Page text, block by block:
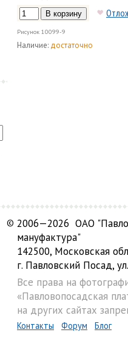
Рисунок 10099-9
Наличие: достаточно
© 2006—2026 ОАО
мануфактура"
142500, Московская
г. Павловский Посад,
Все права на
«Павловопосадская
на других сайтах
Контакты Форум Блог